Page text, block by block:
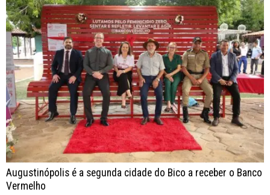
Augustinópolis é a segunda cidade do Bico a receber o Banco
Vermelho